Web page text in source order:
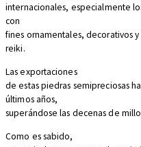
internacionales, especialmente
con
fines ornamentales, decorativos
reiki.
Las exportaciones
de estas piedras semipreciosas
últimos años,
superándose las decenas de
Como es sabido,